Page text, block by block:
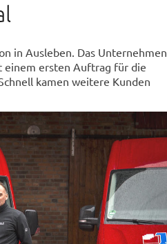
in Ausleben. Das Unternehmen
einem ersten Auftrag für die
kamen weitere Kunden